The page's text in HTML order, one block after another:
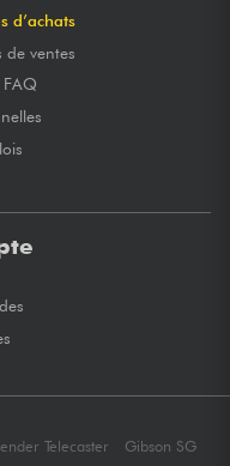
d’achats
ventes
Telecaster
Gibson SG